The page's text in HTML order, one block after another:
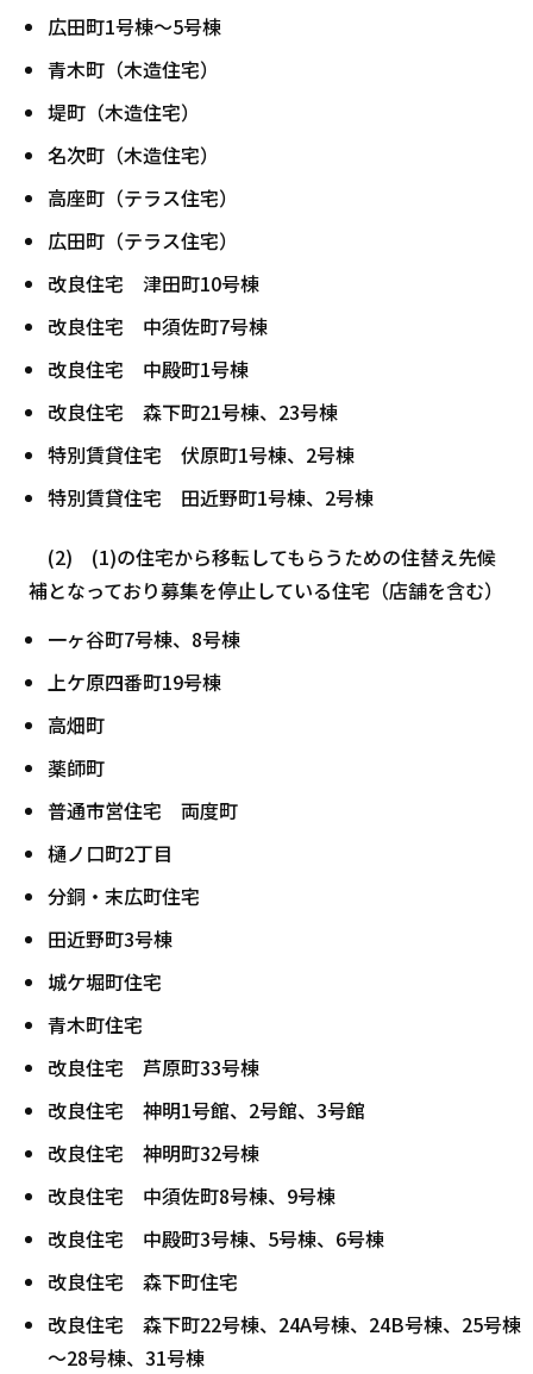
広田町1号棟～5号棟
青木町（木造住宅）
堤町（木造住宅）
名次町（木造住宅）
高座町（テラス住宅）
広田町（テラス住宅）
改良住宅 津田町10号棟
改良住宅 中須佐町7号棟
改良住宅 中殿町1号棟
改良住宅 森下町21号棟、23号棟
特別賃貸住宅 伏原町1号棟、2号棟
特別賃貸住宅 田近野町1号棟、2号棟
(2) (1)の住宅から移転してもらうための住替え先候
補となっており募集を停止している住宅（店舗を含む）
一ヶ谷町7号棟、8号棟
上ケ原四番町19号棟
高畑町
薬師町
普通市営住宅 両度町
樋ノ口町2丁目
分銅・末広町住宅
田近野町3号棟
城ケ堀町住宅
青木町住宅
改良住宅 芦原町33号棟
改良住宅 神明1号館、2号館、3号館
改良住宅 神明町32号棟
改良住宅 中須佐町8号棟、9号棟
改良住宅 中殿町3号棟、5号棟、6号棟
改良住宅 森下町住宅
改良住宅 森下町22号棟、24A号棟、24B号棟、25号棟
～28号棟、31号棟